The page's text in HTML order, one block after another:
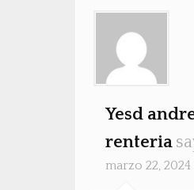
Yesd
renteria
marzo 22, 2024